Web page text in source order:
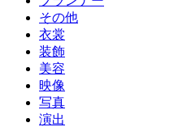
その他
衣裳
装飾
美容
映像
写真
演出